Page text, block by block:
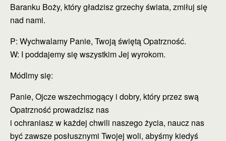
Baranku Boży, który gładzisz grzechy świata, zmiłuj się
nad nami.
P: Wychwalamy Panie, Twoją świętą Opatrzność.
W: I poddajemy się wszystkim Jej wyrokom.
Módlmy się:
Panie, Ojcze wszechmogący i dobry, który przez swą
Opatrzność prowadzisz nas
i ochraniasz w każdej chwili naszego życia, naucz nas
być zawsze posłusznymi Twojej woli, abyśmy kiedyś